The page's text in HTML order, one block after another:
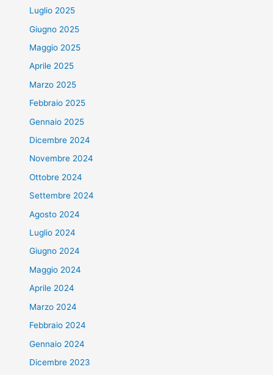
Luglio 2025
Giugno 2025
Maggio 2025
Aprile 2025
Marzo 2025
Febbraio 2025
Gennaio 2025
Dicembre 2024
Novembre 2024
Ottobre 2024
Settembre 2024
Agosto 2024
Luglio 2024
Giugno 2024
Maggio 2024
Aprile 2024
Marzo 2024
Febbraio 2024
Gennaio 2024
Dicembre 2023